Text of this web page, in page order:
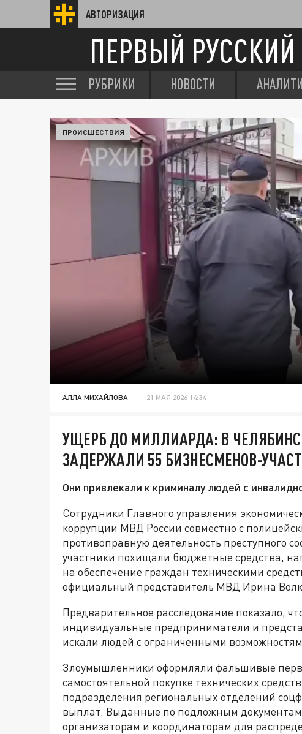
АВТОРИЗАЦИЯ
ПЕРВЫЙ РУССКИЙ
РУБРИКИ НОВОСТИ
ПРОИСШЕСТВИЯ
АЛЛА МИХАЙЛОВА 21 МАЯ 2026 14:34
УЩЕРБ ДО МИЛЛИАРДА: В
ЗАДЕРЖАЛИ 55 БИЗНЕСМЕНОВ-
Они привлекали к криминалу людей с
Сотрудники Главного управления
коррупции МВД России совместно с
противоправную деятельность преступного
участники похищали бюджетные средства,
на обеспечение граждан техническими
официальный представитель МВД Ирина
Предварительное расследование показало,
индивидуальные предприниматели и
искали людей с ограниченными
Злоумышленники оформляли фальшивые
самостоятельной покупке технических
подразделения региональных отделений
выплат. Выданные по подложным документам
организаторам и координаторам для